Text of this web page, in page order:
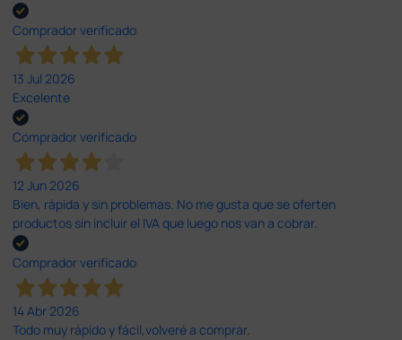
Comprador verificado
13 Jul 2026
Excelente
Comprador verificado
12 Jun 2026
Bien, rápida y sin problemas. No me gusta que se oferten
productos sin incluir el IVA que luego nos van a cobrar.
Comprador verificado
14 Abr 2026
Todo muy rápido y fácil,volveré a comprar.